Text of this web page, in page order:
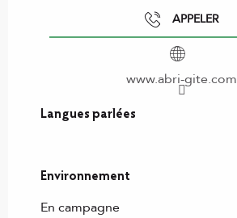
APPELER
www.abri-gite.com
Langues parlées
Langues parlées
Environnement
Environnement
En campagne